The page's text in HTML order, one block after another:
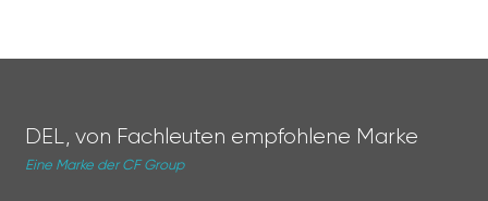
DEL, von Fachleuten empfohlene Marke
Eine Marke der CF Group